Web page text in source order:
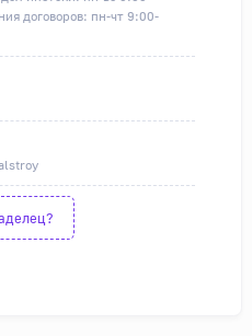
договоров: пн-чт 9:00-